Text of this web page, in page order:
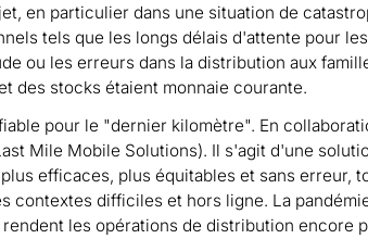
en particulier dans une situation de
tels que les longs délais d'attente pour
ou les erreurs dans la distribution aux
des stocks étaient monnaie courante.
pour le "dernier kilomètre". En
Mile Mobile Solutions). Il s'agit d'une
efficaces, plus équitables et sans erreur,
contextes difficiles et hors ligne. La
les opérations de distribution encore